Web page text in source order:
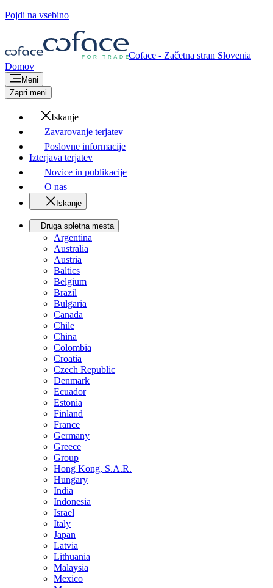
Pojdi na vsebino
Coface - Začetna stran Slovenia
Domov
Meni
Zapri meni
Iskanje
Zavarovanje terjatev
Poslovne informacije
Izterjava terjatev
Novice in publikacije
O nas
Iskanje
Druga spletna mesta
Argentina
Australia
Austria
Baltics
Belgium
Brazil
Bulgaria
Canada
Chile
China
Colombia
Croatia
Czech Republic
Denmark
Ecuador
Estonia
Finland
France
Germany
Greece
Group
Hong Kong, S.A.R.
Hungary
India
Indonesia
Israel
Italy
Japan
Latvia
Lithuania
Malaysia
Mexico